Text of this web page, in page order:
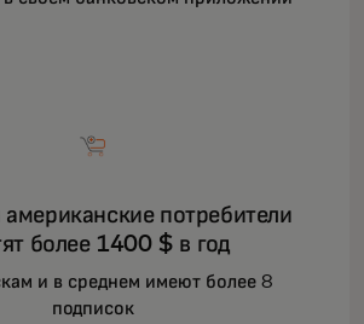
американские потребители
более 1400 $ в год
и в среднем имеют более 8
подписок